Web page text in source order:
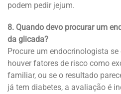
podem pedir jejum.
8. Quando devo procurar um
da glicada?
Procure um endocrinologista
houver fatores de risco como
familiar, ou se o resultado
já tem diabetes, a avaliação é